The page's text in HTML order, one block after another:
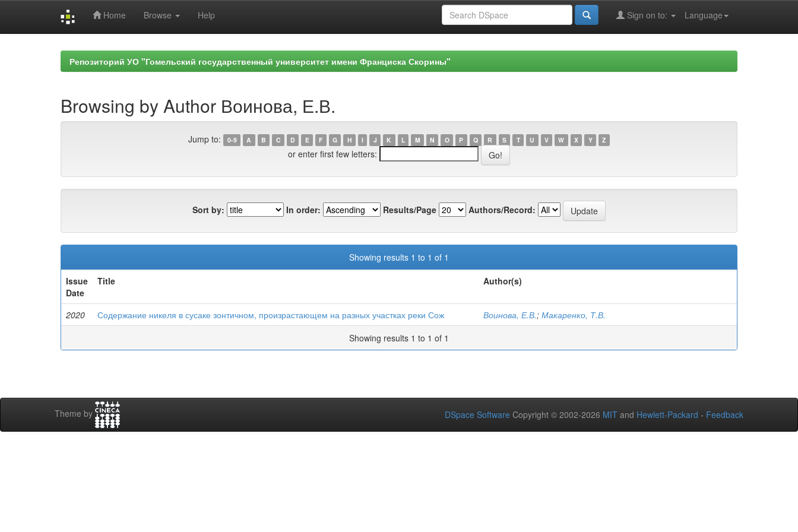
Home Browse Help Language
Sign on to:
Репозиторий УО "Гомельский государственный университет имени Франциска Скорины"
Browsing by Author Воинова, Е.В.
Jump to: 0-9 A B C D E F G H I J K L M N O P Q R S T U V W X Y Z
or enter first few letters:
Sort by: In order: Results/Page Authors/Record:
Showing results 1 to 1 of 1
Issue
Date
Title Author(s)
2020 Содержание никеля в сусаке зонтичном, произрастающем на разных участках реки Сож Воинова, Е.В.; Макаренко, Т.В.
Showing results 1 to 1 of 1
Theme by DSpace Software Copyright © 2002-2026 MIT and Hewlett-Packard - Feedback